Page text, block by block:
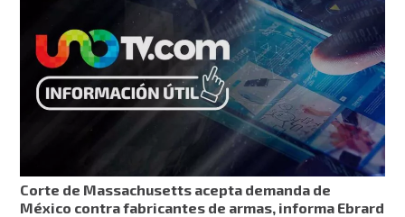
Corte de Massachusetts acepta demanda de
México contra fabricantes de armas, informa Ebrard